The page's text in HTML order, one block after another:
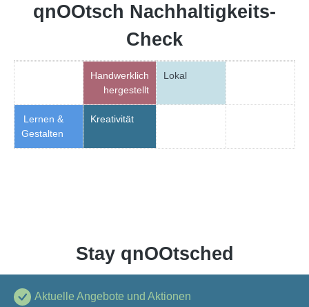
qnOOtsch Nachhaltigkeits-
Check
Handwerklich
hergestellt
Lokal
Lernen &
Gestalten
Kreativität
Stay qnOOtsched
Aktuelle Angebote und Aktionen